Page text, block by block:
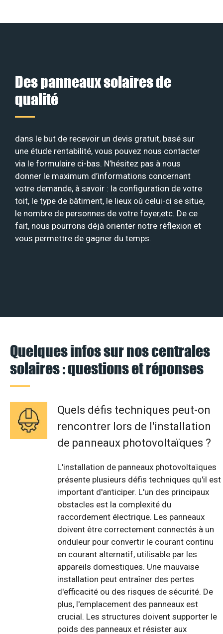
Des panneaux solaires de
qualité
dans le but de recevoir un devis gratuit, basé sur
une étude rentabilité, vous pouvez nous contacter
via le formulaire ci-bas. N’hésitez pas à nous
donner le maximum d’informations concernant
votre demande, à savoir : la configuration de votre
toit, le type de bâtiment, le lieux où celui-ci se situe,
le nombre de personnes de votre foyer,etc. De ce
fait, nous pourrons déjà orienter notre réflexion et
vous permettre de gagner du temps.
Quelques infos sur nos centrales
solaires : questions et réponses
Quels défis techniques peut-on
rencontrer lors de l'installation
de panneaux photovoltaïques ?
L'installation de panneaux photovoltaïques
présente plusieurs défis techniques qu'il est
important d'anticiper. L'un des principaux
obstacles est la complexité du
raccordement électrique. Les panneaux
doivent être correctement connectés à un
onduleur pour convertir le courant continu
en courant alternatif, utilisable par les
appareils domestiques. Une mauvaise
installation peut entraîner des pertes
d'efficacité ou des risques de sécurité. De
plus, l'emplacement des panneaux est
crucial. Les structures doivent supporter le
poids des panneaux et résister aux